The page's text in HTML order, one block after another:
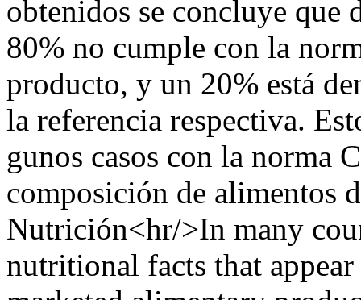
obtenidos se concluye que
80% no cumple con la
producto, y un 20% está
la referencia respectiva.
gunos casos con la norma
composición de alimentos
Nutrición<hr/>In many
nutritional facts that